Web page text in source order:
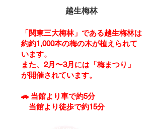
越生梅林
「関東三大梅林」である越生梅林は
約約1,000本の梅の木が植えられて
います。
また、2月〜3月には「梅まつり」
が開催されています。
🚗 当館より車で約5分
当館より徒歩で約15分